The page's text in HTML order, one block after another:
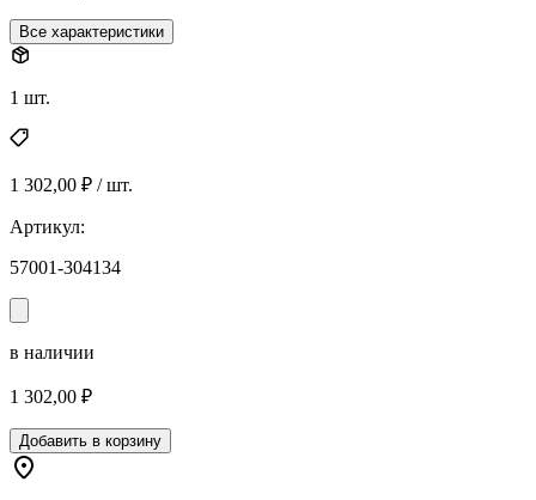
Все характеристики
1 шт.
1 302,00 ₽ / шт.
Артикул:
57001-304134
в наличии
1 302,00 ₽
Добавить в корзину